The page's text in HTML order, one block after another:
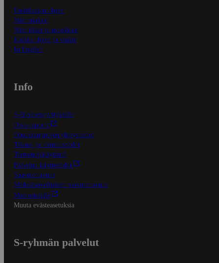
Ensitilaajan ohjeet
Näin maksat
Näin tilaat ja muokkaat
Kaikki ohjeet ja vinkit
In English
Info
S-Business yrityksille
Oiva-raportit
Osuuskauppojen yhteystiedot
Tilaus- ja toimitusehdot
Tietosuojakäytäntö
Palvelun käyttöehdot
Saavutettavuus
Mobiilisovelluksen saavutettavuus
Mainostajalle
Muuta evästeasetuksia
S-ryhmän palvelut